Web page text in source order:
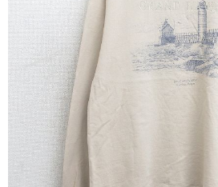
サ行
ナ行
マ行
Search by Item アイテムから探す
ジャケット スウェット